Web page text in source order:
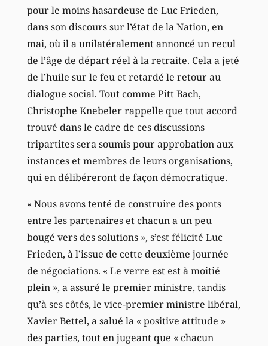
pour le moins hasardeuse de Luc Frieden,
dans son discours sur l’état de la Nation, en
mai, où il a unilatéralement annoncé un recul
de l’âge de départ réel à la retraite. Cela a jeté
de l’huile sur le feu et retardé le retour au
dialogue social. Tout comme Pitt Bach,
Christophe Knebeler rappelle que tout accord
trouvé dans le cadre de ces discussions
tripartites sera soumis pour approbation aux
instances et membres de leurs organisations,
qui en délibéreront de façon démocratique.
« Nous avons tenté de construire des ponts
entre les partenaires et chacun a un peu
bougé vers des solutions », s’est félicité Luc
Frieden, à l’issue de cette deuxième journée
de négociations. « Le verre est est à moitié
plein », a assuré le premier ministre, tandis
qu’à ses côtés, le vice-premier ministre libéral,
Xavier Bettel, a salué la « positive attitude »
des parties, tout en jugeant que « chacun